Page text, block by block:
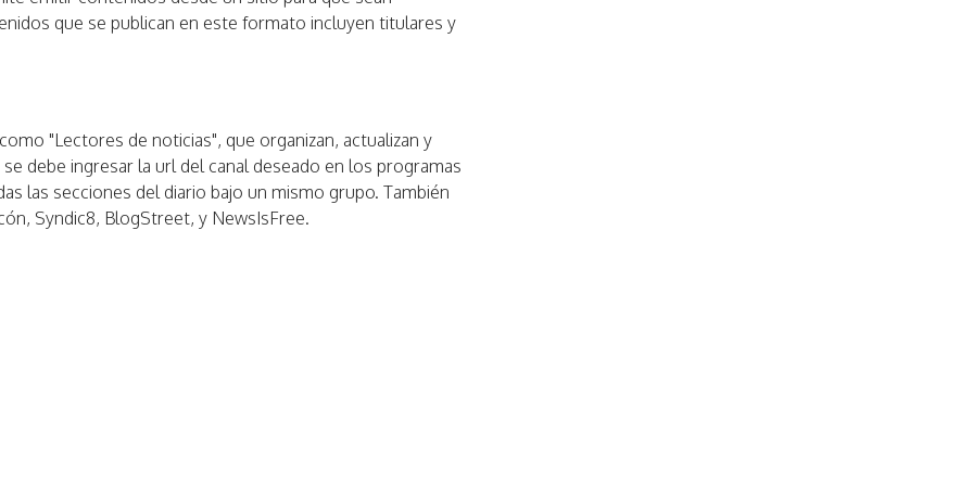
que se publican en este formato incluyen titulares y
"Lectores de noticias", que organizan, actualizan y
debe ingresar la url del canal deseado en los programas
las secciones del diario bajo un mismo grupo. También
Syndic8, BlogStreet, y NewsIsFree.